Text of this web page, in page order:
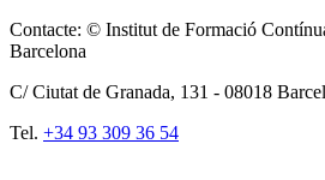
Contacte: © Institut de Formació
Barcelona
C/ Ciutat de Granada, 131 - 08018
Tel. +34 93 309 36 54